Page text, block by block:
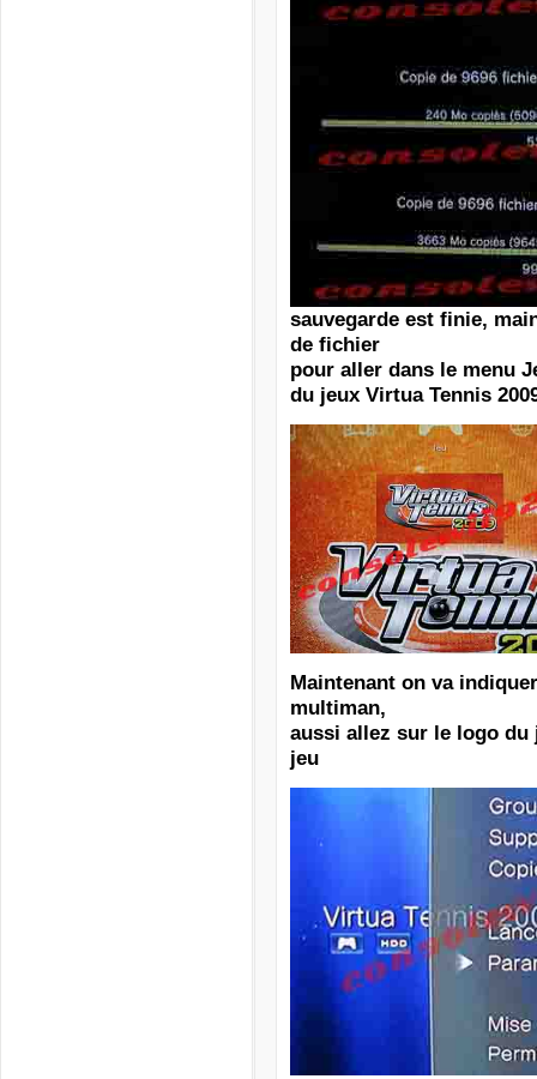
sauvegarde est finie,
de fichier
pour aller dans le menu
du jeux Virtua Tennis
Maintenant on va
multiman,
aussi allez sur le logo
jeu